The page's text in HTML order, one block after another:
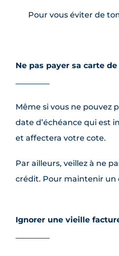
Pour vous éviter de
Ne pas payer sa carte
Même si vous ne pouvez
date d’échéance qui est
et affectera votre cote.
Par ailleurs, veillez à ne
crédit. Pour maintenir un
Ignorer une vieille